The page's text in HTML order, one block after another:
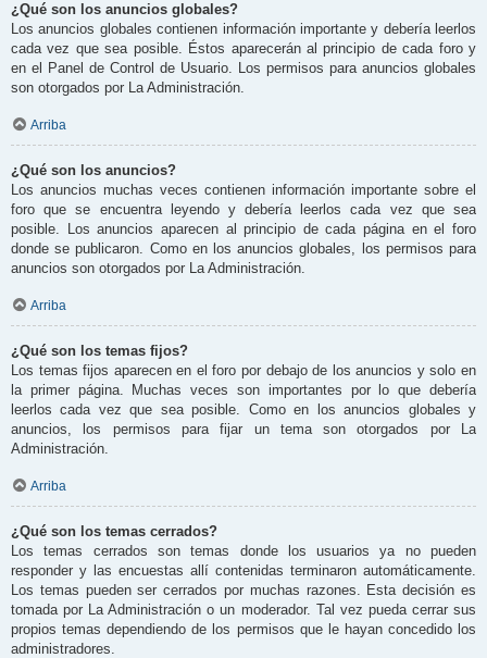
¿Qué son los anuncios globales?
Los anuncios globales contienen información importante y debería leerlos
cada vez que sea posible. Éstos aparecerán al principio de cada foro y
en el Panel de Control de Usuario. Los permisos para anuncios globales
son otorgados por La Administración.
Arriba
¿Qué son los anuncios?
Los anuncios muchas veces contienen información importante sobre el
foro que se encuentra leyendo y debería leerlos cada vez que sea
posible. Los anuncios aparecen al principio de cada página en el foro
donde se publicaron. Como en los anuncios globales, los permisos para
anuncios son otorgados por La Administración.
Arriba
¿Qué son los temas fijos?
Los temas fijos aparecen en el foro por debajo de los anuncios y solo en
la primer página. Muchas veces son importantes por lo que debería
leerlos cada vez que sea posible. Como en los anuncios globales y
anuncios, los permisos para fijar un tema son otorgados por La
Administración.
Arriba
¿Qué son los temas cerrados?
Los temas cerrados son temas donde los usuarios ya no pueden
responder y las encuestas allí contenidas terminaron automáticamente.
Los temas pueden ser cerrados por muchas razones. Esta decisión es
tomada por La Administración o un moderador. Tal vez pueda cerrar sus
propios temas dependiendo de los permisos que le hayan concedido los
administradores.